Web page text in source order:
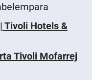
Tivoli Hotels &
Tivoli Mofarrej